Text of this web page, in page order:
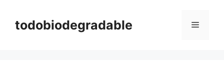
contenido
todobiodegradable Menú